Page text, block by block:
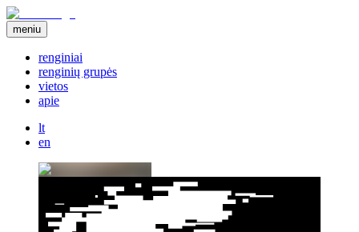
meniu
renginiai
renginių grupės
vietos
apie
lt
en